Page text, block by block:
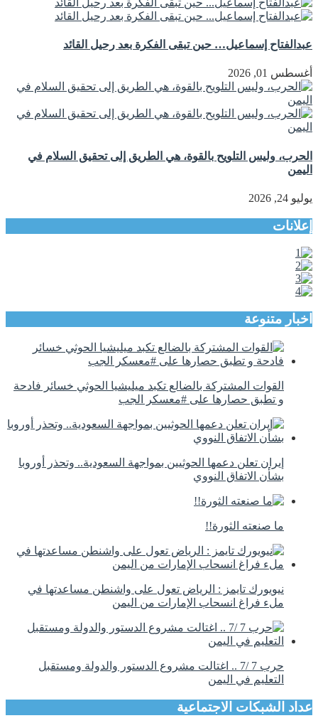
عبدالفتاح إسماعيل… حين تبقى الفكرة بعد رحيل القائد
أغسطس 01, 2026
الحرب، وليس التلويح بالقوة، هي الطريق إلى تحقيق السلام في
اليمن
يوليو 24, 2026
إعلانات
اخبار متنوعة
القوات المشتركة بالضالع تكبد ميليشيا الحوثي خسائر فادحة
و تطبق حصارها على #معسكر الجب
إيران تعلن دعمها الحوثيين بمواجهة السعودية.. وتحذر أوروبا
بشأن الاتفاق النووي
ما صنعته الثورة!!
نيويورك تايمز : الرياض تعول على واشنطن مساعدتها في
ملء فراغ انسحاب الإمارات من اليمن
حرب 7 /7 .. اغتالت مشروع الدستور والدولة ومستقبل
التعليم في اليمن
عداد الشبكات الاجتماعية